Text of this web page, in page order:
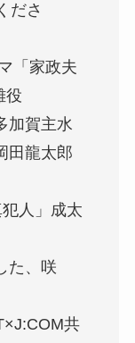
ださ
「家政夫
役
加賀主水
田龍太郎
人」成太
た、咲
共